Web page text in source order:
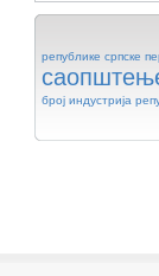
републике српске
број индустрија